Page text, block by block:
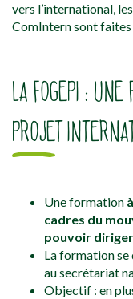
vers l’international,
ComIntern sont
LA FOGEPI :
PROJET
Une formation
cadres du
pouvoir
La formation se
au secrétariat
Objectif : en